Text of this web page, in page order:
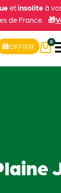
etinsolite à
de France. 🎁
OFFRIR
0